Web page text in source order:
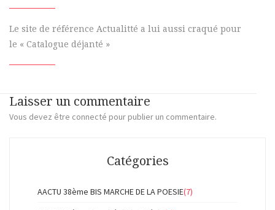
Le site de référence Actualitté a lui aussi craqué pour
le « Catalogue déjanté »
Laisser un commentaire
Vous devez être connecté pour publier un commentaire.
Catégories
AACTU 38ème BIS MARCHE DE LA POESIE(7)